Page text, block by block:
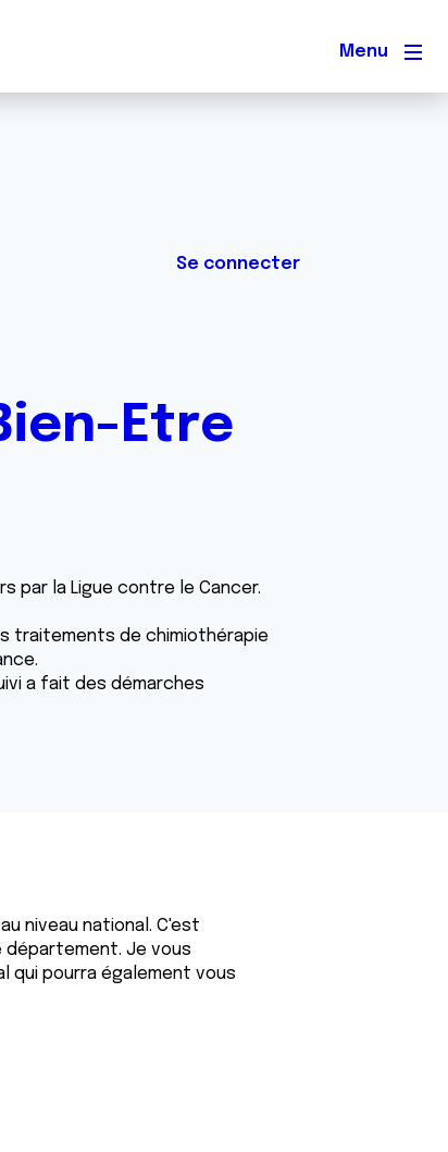
Menu
Se connecter
Etre
par la Ligue contre le Cancer.
traitements de chimiothérapie
a fait des démarches
niveau national. C'est
département. Je vous
pourra également vous